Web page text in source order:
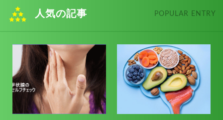
人気の記事 POPULAR ENTRY